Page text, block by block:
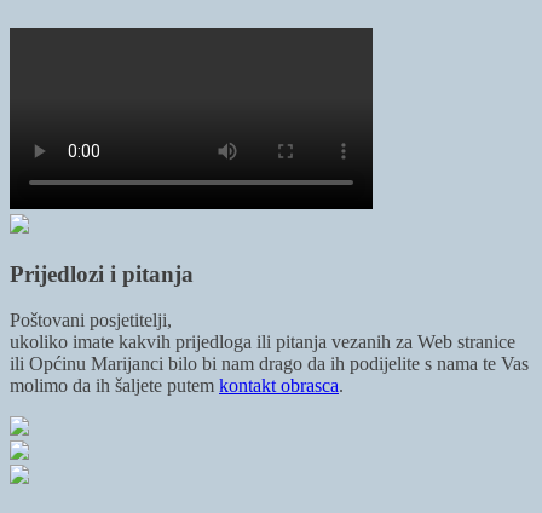
Prijedlozi i pitanja
Poštovani posjetitelji,
ukoliko imate kakvih prijedloga ili pitanja vezanih za Web stranice
ili Općinu Marijanci bilo bi nam drago da ih podijelite s nama te Vas
molimo da ih šaljete putem kontakt obrasca.